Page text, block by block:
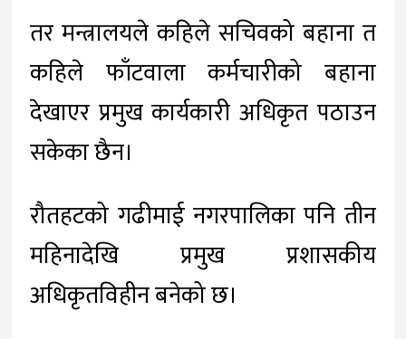
तर मन्त्रालयले कहिले सचिवको बहाना त
कहिले फाँटवाला कर्मचारीको बहाना
देखाएर प्रमुख कार्यकारी अधिकृत पठाउन
सकेका छैन।
रौतहटको गढीमाई नगरपालिका पनि तीन
महिनादेखि प्रमुख प्रशासकीय
अधिकृतविहीन बनेको छ।